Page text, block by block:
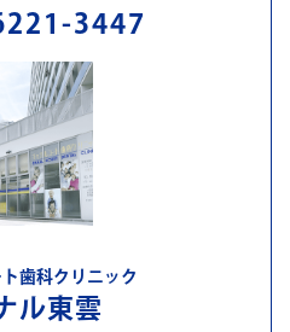
3447
歯科クリニック
ル東雲